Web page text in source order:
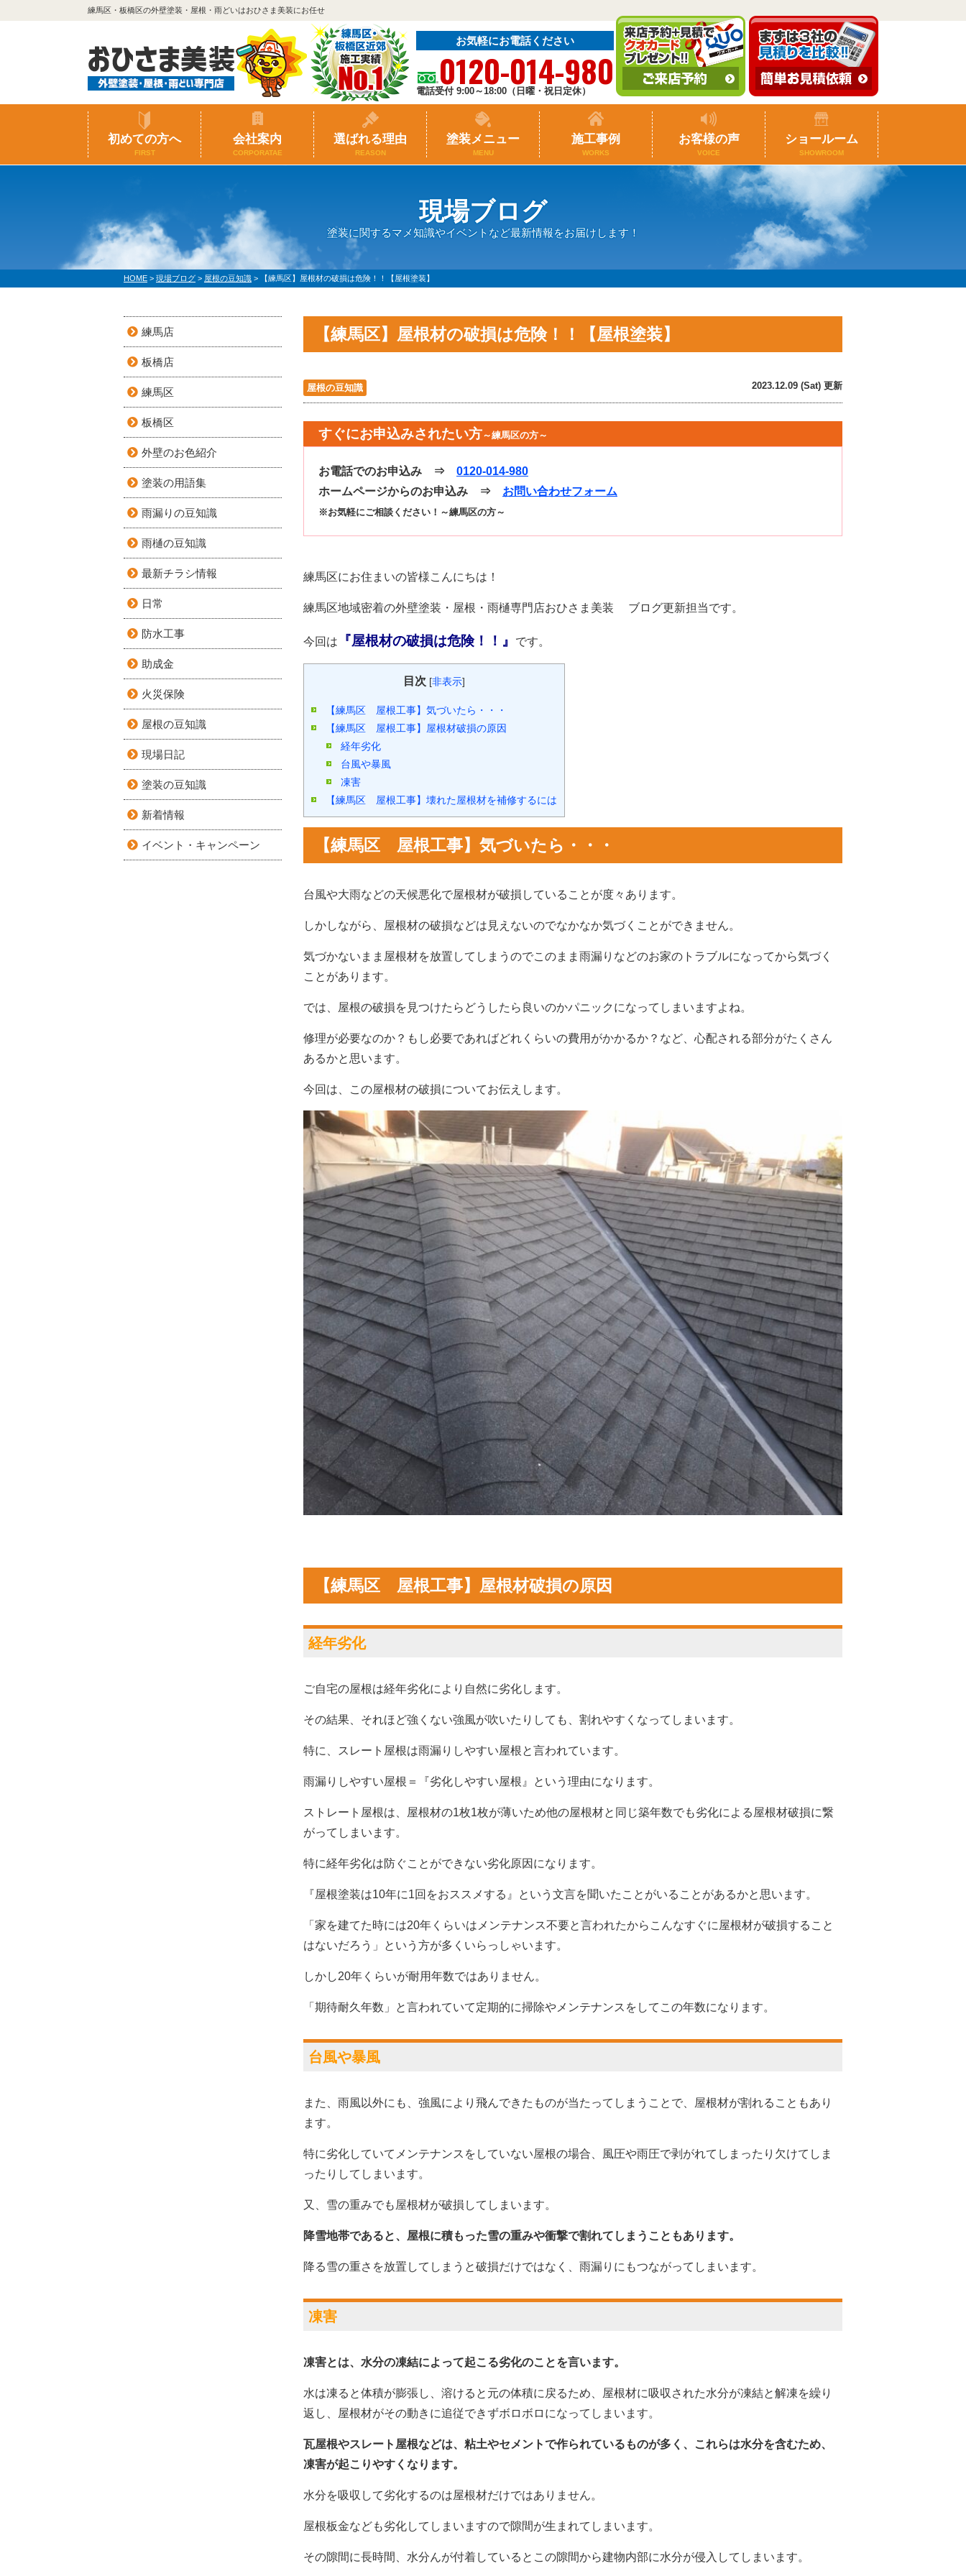
練馬区・板橋区の外壁塗装・屋根・雨どいはおひさま美装にお任せ
お気軽にお電話ください
0120-014-980
電話受付 9:00～18:00（日曜・祝日定休）
初めての方へ
FIRST
会社案内
CORPORATAE
選ばれる理由
REASON
塗装メニュー
MENU
施工事例
WORKS
お客様の声
VOICE
ショールーム
SHOWROOM
現場ブログ
塗装に関するマメ知識やイベントなど最新情報をお届けします！
HOME > 現場ブログ > 屋根の豆知識 > 【練馬区】屋根材の破損は危険！！【屋根塗装】
【練馬区】屋根材の破損は危険！！【屋根塗装】
屋根の豆知識 2023.12.09 (Sat) 更新
すぐにお申込みされたい方～練馬区の方～
お電話でのお申込み ⇒ 0120-014-980
ホームページからのお申込み ⇒ お問い合わせフォーム
※お気軽にご相談ください！～練馬区の方～
練馬区にお住まいの皆様こんにちは！
練馬区地域密着の外壁塗装・屋根・雨樋専門店おひさま美装 ブログ更新担当です。
今回は 『屋根材の破損は危険！！』 です。
目次 [非表示]
【練馬区 屋根工事】気づいたら・・・
【練馬区 屋根工事】屋根材破損の原因
経年劣化
台風や暴風
凍害
【練馬区 屋根工事】壊れた屋根材を補修するには
【練馬区 屋根工事】気づいたら・・・
台風や大雨などの天候悪化で屋根材が破損していることが度々あります。
しかしながら、屋根材の破損などは見えないのでなかなか気づくことができません。
気づかないまま屋根材を放置してしまうのでこのまま雨漏りなどのお家のトラブルになってから気づく
ことがあります。
では、屋根の破損を見つけたらどうしたら良いのかパニックになってしまいますよね。
修理が必要なのか？もし必要であればどれくらいの費用がかかるか？など、心配される部分がたくさん
あるかと思います。
今回は、この屋根材の破損についてお伝えします。
【練馬区 屋根工事】屋根材破損の原因
経年劣化
ご自宅の屋根は経年劣化により自然に劣化します。
その結果、それほど強くない強風が吹いたりしても、割れやすくなってしまいます。
特に、 スレート屋根は雨漏りしやすい屋根と言われています。
雨漏りしやすい屋根＝『劣化しやすい屋根』という理由になります。
ストレート屋根は、屋根材の1枚1枚が薄いため他の屋根材と同じ築年数でも劣化による屋根材破損に繋
がってしまいます。
特に経年劣化は防ぐことができない劣化原因になります。
『屋根塗装は10年に1回をおススメする』という文言を聞いたことがいることがあるかと思います。
「家を建てた時には20年くらいはメンテナンス不要と言われたからこんなすぐに屋根材が破損すること
はないだろう」という方が多くいらっしゃいます。
しかし20年くらいが耐用年数ではありません。
「期待耐久年数」と言われていて定期的に掃除やメンテナンスをしてこの年数になります。
台風や暴風
また、雨風以外にも、強風により飛んできたものが当たってしまうことで、屋根材が割れることもあり
ます。
特に劣化していてメンテナンスをしていない屋根の場合、風圧や雨圧で剥がれてしまったり欠けてしま
ったりしてしまいます。
又、雪の重みでも屋根材が破損してしまいます。
降雪地帯であると、 屋根に積もった雪の重みや衝撃で割れてしまうこともあります。
降る雪の重さを放置してしまうと破損だけではなく、雨漏りにもつながってしまいます。
凍害
凍害とは、水分の凍結によって起こる劣化のことを言います。
水は凍ると体積が膨張し、溶けると元の体積に戻るため、屋根材に吸収された水分が凍結と解凍を繰り
返し、屋根材がその動きに追従できずボロボロになってしまいます。
瓦屋根やスレート屋根などは、粘土やセメントで作られているものが多く、
これらは水分を含むため、
凍害が起こりやすくなります。
水分を吸収して劣化するのは屋根材だけではありません。
屋根板金なども劣化してしまいますので隙間が生まれてしまいます。
その隙間に長時間、水分んが付着しているとこの隙間から建物内部に水分が侵入してしまいます。
練馬店
板橋店
練馬区
板橋区
外壁のお色紹介
塗装の用語集
雨漏りの豆知識
雨樋の豆知識
最新チラシ情報
日常
防水工事
助成金
火災保険
屋根の豆知識
現場日記
塗装の豆知識
新着情報
イベント・キャンペーン